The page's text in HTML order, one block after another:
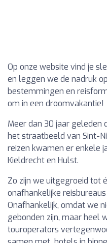
Op onze website vind je
en leggen we de nadruk
bestemmingen en
om in een droomvakantie!
Meer dan 30 jaar geleden
het straatbeeld van Sint-
reizen kwamen er enkele
Kieldrecht en Hulst.
Zo zijn we uitgegroeid tot
onafhankelijke
Onafhankelijk, omdat we
gebonden zijn, maar heel
touroperators